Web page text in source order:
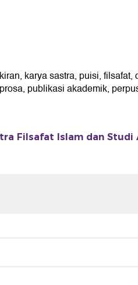
karya sastra, puisi,
publikasi akademik,
Filsafat Islam dan Studi